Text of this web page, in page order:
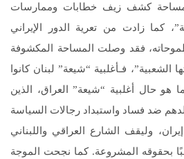
كشف زيف خطابات وممارسات
كما زادت من تعرية الدور الإيراني
فقد وصلت المساحة المكشوفة
فـأغلبية “شيعة” لبنان كانوا
هو حال أغلبية “شيعة” العراق، الذين
ضد فساد واستبداد رجالات السياسة
إيران، وليقف الشارع العراقي واللبناني
بحقوقه المشروعة. كما نجحت الموجة